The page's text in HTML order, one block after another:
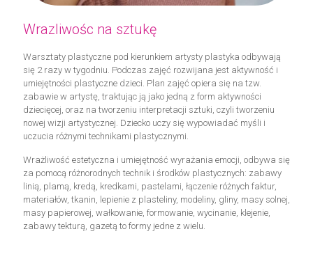
Wrazliwośc na sztukę
Warsztaty plastyczne pod kierunkiem artysty plastyka odbywają
się 2 razy w tygodniu. Podczas zajęć rozwijana jest aktywność i
umiejętności plastyczne dzieci. Plan zajęć opiera się na tzw.
zabawie w artystę, traktując ją jako jedną z form aktywności
dziecięcej, oraz na tworzeniu interpretacji sztuki, czyli tworzeniu
nowej wizji artystycznej. Dziecko uczy się wypowiadać myśli i
uczucia różnymi technikami plastycznymi.
Wrażliwość estetyczna i umiejętność wyrażania emocji, odbywa się
za pomocą różnorodnych technik i środków plastycznych: zabawy
linią, plamą, kredą, kredkami, pastelami, łączenie różnych faktur,
materiałów, tkanin, lepienie z plasteliny, modeliny, gliny, masy solnej,
masy papierowej, wałkowanie, formowanie, wycinanie, klejenie,
zabawy tekturą, gazetą to formy jedne z wielu.